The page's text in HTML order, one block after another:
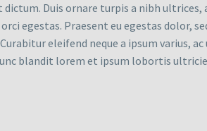
Duis ornare turpis a nibh ultrices,
egestas. Praesent eu egestas dolor,
eleifend neque a ipsum varius,
blandit lorem et ipsum lobortis